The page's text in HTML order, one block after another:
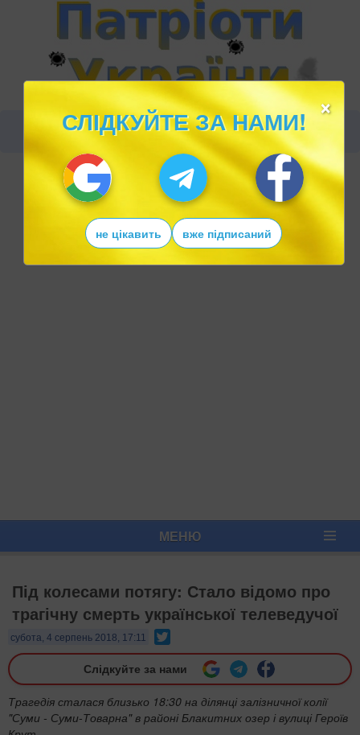
МЕНЮ
Під колесами потягу: Стало відомо про
трагічну смерть української телеведучої
субота, 4 серпень 2018, 17:11
Слідкуйте за нами
Трагедія сталася близько 18:30 на ділянці залізничної колії
"Суми - Суми-Товарна" в районі Блакитних озер і вулиці Героїв
×
СЛІДКУЙТЕ ЗА НАМИ!
не цікавить вже підписаний